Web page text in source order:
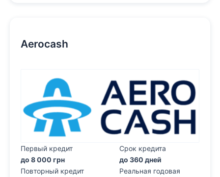
Aerocash
Первый кредит
до 8 000 грн
Повторный кредит
Срок кредита
до 360 дней
Реальная годовая